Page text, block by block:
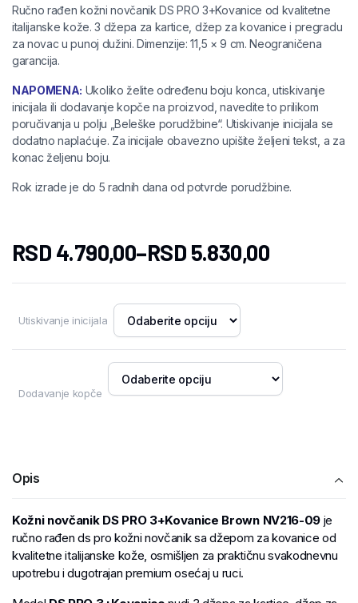
Ručno rađen kožni novčanik DS PRO 3+Kovanice od kvalitetne
italijanske kože. 3 džepa za kartice, džep za kovanice i pregradu
za novac u punoj dužini. Dimenzije: 11,5 × 9 cm. Neograničena
garancija.
NAPOMENA: Ukoliko želite određenu boju konca, utiskivanje
inicijala ili dodavanje kopče na proizvod, navedite to prilikom
poručivanja u polju „Beleške porudžbine“. Utiskivanje inicijala se
dodatno naplaćuje. Za inicijale obavezno upišite željeni tekst, a za
konac željenu boju.
Rok izrade je do 5 radnih dana od potvrde porudžbine.
RSD 4.790,00–RSD 5.830,00
Utiskivanje inicijala
Dodavanje kopče
Opis
Kožni novčanik DS PRO 3+Kovanice Brown NV216-09je
ručno rađen ds pro kožni novčanik sa džepom za kovanice od
kvalitetne italijanske kože, osmišljen za praktičnu svakodnevnu
upotrebu i dugotrajan premium osećaj u ruci.